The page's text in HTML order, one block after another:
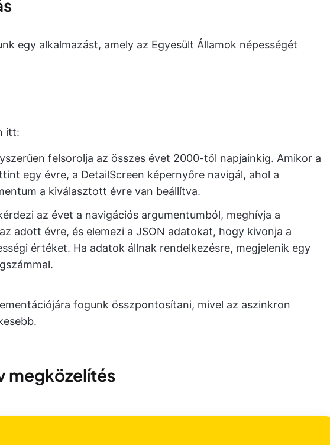
egy alkalmazást, amely az Egyesült Államok népességét
itt:
felsorolja az összes évet 2000-től napjainkig. Amikor a
egy évre, a DetailScreen képernyőre navigál, ahol a
a kiválasztott évre van beállítva.
az évet a navigációs argumentumból, meghívja a
az adott évre, és elemezi a JSON adatokat, hogy kivonja a
értéket. Ha adatok állnak rendelkezésre, megjelenik egy
fogunk összpontosítani, mivel az aszinkron
megközelítés